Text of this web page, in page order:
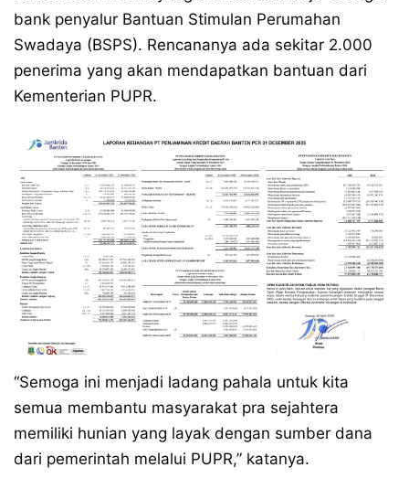
bank penyalur Bantuan Stimulan Perumahan
Swadaya (BSPS). Rencananya ada sekitar 2.000
penerima yang akan mendapatkan bantuan dari
Kementerian PUPR.
“Semoga ini menjadi ladang pahala untuk kita
semua membantu masyarakat pra sejahtera
memiliki hunian yang layak dengan sumber dana
dari pemerintah melalui PUPR,” katanya.